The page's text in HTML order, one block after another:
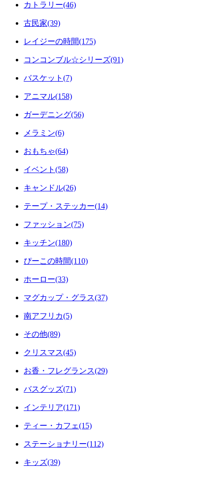
カトラリー(46)
古民家(39)
レイジーの時間(175)
コンコンブル☆シリーズ(91)
バスケット(7)
アニマル(158)
ガーデニング(56)
メラミン(6)
おもちゃ(64)
イベント(58)
キャンドル(26)
テープ・ステッカー(14)
ファッション(75)
キッチン(180)
ぴーこの時間(110)
ホーロー(33)
マグカップ・グラス(37)
南アフリカ(5)
その他(89)
クリスマス(45)
お香・フレグランス(29)
バスグッズ(71)
インテリア(171)
ティー・カフェ(15)
ステーショナリー(112)
キッズ(39)